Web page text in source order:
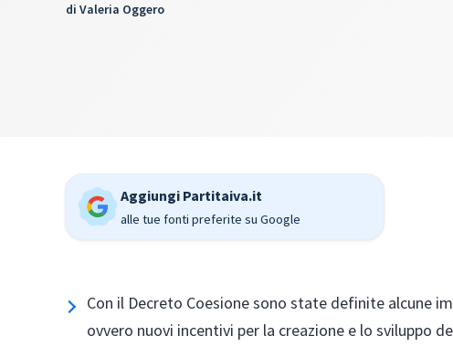
di Valeria Oggero
Aggiungi Partitaiva.it
alle tue fonti preferite su Google
Con il Decreto Coesione sono state definite alcune
ovvero nuovi incentivi per la creazione e lo sviluppo